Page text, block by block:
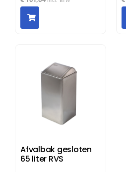
Afvalbak gesloten
65 liter RVS